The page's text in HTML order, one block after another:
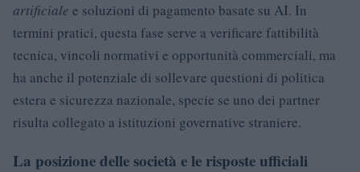
artificiale e soluzioni di pagamento basate su AI. In
termini pratici, questa fase serve a verificare fattibilità
tecnica, vincoli normativi e opportunità commerciali, ma
ha anche il potenziale di sollevare questioni di politica
estera e sicurezza nazionale, specie se uno dei partner
risulta collegato a istituzioni governative straniere.
La posizione delle società e le risposte ufficiali